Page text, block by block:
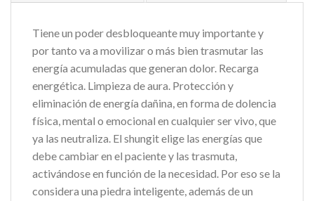
Tiene un poder desbloqueante muy importante y
por tanto va a movilizar o más bien trasmutar las
energía acumuladas que generan dolor. Recarga
energética. Limpieza de aura. Protección y
eliminación de energía dañina, en forma de dolencia
física, mental o emocional en cualquier ser vivo, que
ya las neutraliza. El shungit elige las energías que
debe cambiar en el paciente y las trasmuta,
activándose en función de la necesidad. Por eso se la
considera una piedra inteligente, además de un